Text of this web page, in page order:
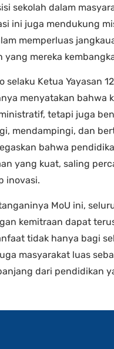
sekolah dalam
ini juga mendukung
memperluas
yang mereka
selaku Ketua Yayasan
menyatakan bahwa
tetapi juga
mendampingi, dan
bahwa
yang kuat, saling
inovasi.
MoU ini,
kemitraan dapat
tidak hanya bagi
masyarakat luas
dari pendidikan